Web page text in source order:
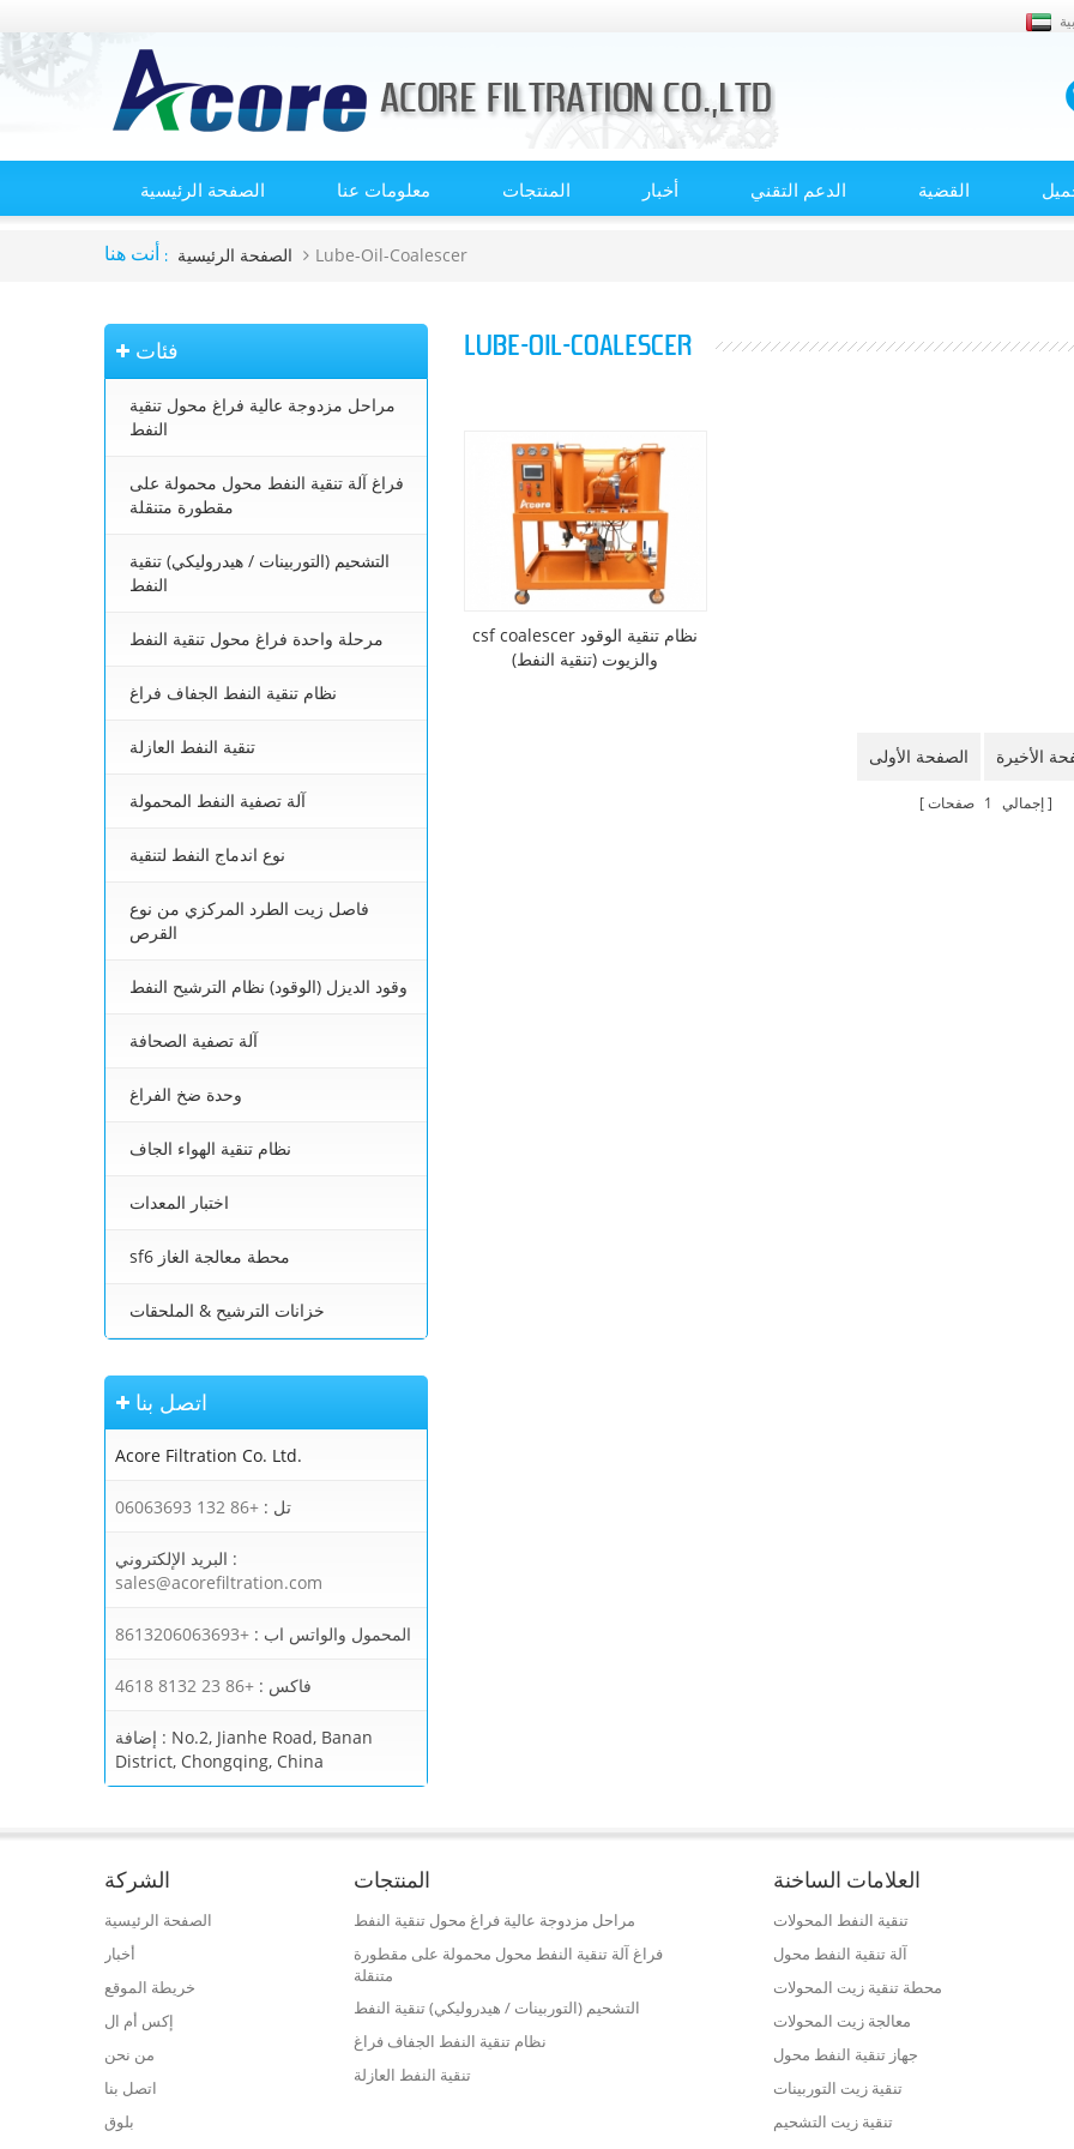
الصفحة الرئيسية معلومات عنا المنتجات أخبار الدعم التقني القضية
أنت هنا : الصفحة الرئيسية Lube-Oil-Coalescer
فئات
مراحل مزدوجة عالية فراغ محول تنقية
النفط
فراغ آلة تنقية النفط محول محمولة على
مقطورة متنقلة
التشحيم (التوربينات / هيدروليكي) تنقية
النفط
مرحلة واحدة فراغ محول تنقية النفط
نظام تنقية النفط الجفاف فراغ
تنقية النفط العازلة
آلة تصفية النفط المحمولة
نوع اندماج النفط لتنقية
فاصل زيت الطرد المركزي من نوع
القرص
وقود الديزل (الوقود) نظام الترشيح النفط
آلة تصفية الصحافة
وحدة ضخ الفراغ
نظام تنقية الهواء الجاف
اختبار المعدات
sf6 محطة معالجة الغاز
خزانات الترشيح & الملحقات
اتصل بنا
Acore Filtration Co. Ltd.
تل : +86 132 06063693
البريد الإلكتروني :
sales@acorefiltration.com
المحمول والواتس اب : +8613206063693
فاكس : +86 23 8132 4618
إضافة : No.2, Jianhe Road, Banan
District, Chongqing, China
LUBE-OIL-COALESCER
csf coalescer نظام تنقية الوقود
والزيوت (تنقية النفط)
الصفحة الأولى الأخيرة
إجمالي 1 صفحات
الشركة
الصفحة الرئيسية
أخبار
خريطة الموقع
إكس أم ال
من نحن
اتصل بنا
بلوق
المنتجات
مراحل مزدوجة عالية فراغ محول تنقية النفط
فراغ آلة تنقية النفط محول محمولة على مقطورة
متنقلة
التشحيم (التوربينات / هيدروليكي) تنقية النفط
نظام تنقية النفط الجفاف فراغ
تنقية النفط العازلة
العلامات الساخنة
تنقية النفط المحولات
آلة تنقية النفط محول
محطة تنقية زيت المحولات
معالجة زيت المحولات
جهاز تنقية النفط محول
تنقية زيت التوربينات
تنقية زيت التشحيم